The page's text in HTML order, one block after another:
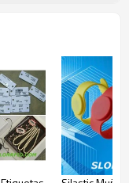
de imágenes
más
áreas.
aplicables a más
.